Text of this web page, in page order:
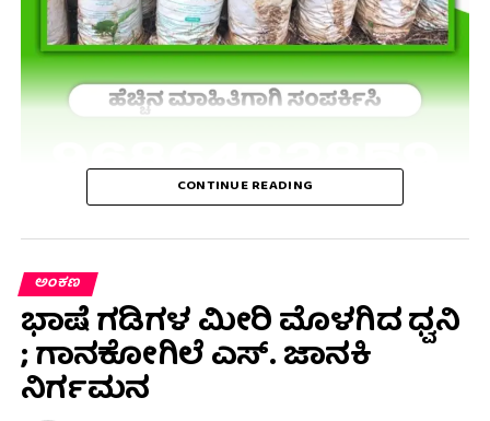
CONTINUE READING
ಅಂಕಣ
ಭಾಷೆ ಗಡಿಗಳ ಮೀರಿ ಮೊಳಗಿದ ಧ್ವನಿ
; ಗಾನಕೋಗಿಲೆ ಎಸ್. ಜಾನಕಿ
ನಿರ್ಗಮನ